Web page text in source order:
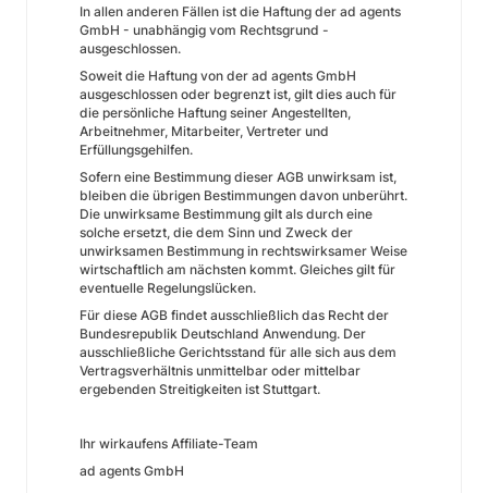
In allen anderen Fällen ist die Haftung der ad agents
GmbH - unabhängig vom Rechtsgrund -
ausgeschlossen.
Soweit die Haftung von der ad agents GmbH
ausgeschlossen oder begrenzt ist, gilt dies auch für
die persönliche Haftung seiner Angestellten,
Arbeitnehmer, Mitarbeiter, Vertreter und
Erfüllungsgehilfen.
Sofern eine Bestimmung dieser AGB unwirksam ist,
bleiben die übrigen Bestimmungen davon unberührt.
Die unwirksame Bestimmung gilt als durch eine
solche ersetzt, die dem Sinn und Zweck der
unwirksamen Bestimmung in rechtswirksamer Weise
wirtschaftlich am nächsten kommt. Gleiches gilt für
eventuelle Regelungslücken.
Für diese AGB findet ausschließlich das Recht der
Bundesrepublik Deutschland Anwendung. Der
ausschließliche Gerichtsstand für alle sich aus dem
Vertragsverhältnis unmittelbar oder mittelbar
ergebenden Streitigkeiten ist Stuttgart.
Ihr wirkaufens Affiliate-Team
ad agents GmbH